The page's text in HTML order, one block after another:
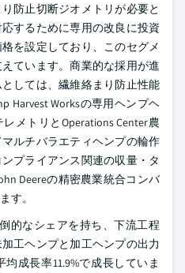
防止切断ジオメトリが必要と
するために専用の改良に投資
を設定しており、このセグメ
ています。商業的な採用が進
しては、繊維絡まり防止性能
Harvest Worksの専用ヘンプヘ
メトリとOperations Center農
ルチバラエティヘンプの輪作
プライアンス関連の収量・タ
Deereの精密農業統合コンバ
す。
的なシェアを持ち、下流工程
工ヘンプと加工ヘンプの出力
成長率11.9%で成長していま